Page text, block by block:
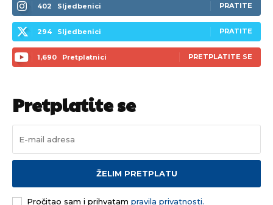
402 Sljedbenici PRATITE
294 Sljedbenici PRATITE
1,690 Pretplatnici PRETPLATITE SE
Pretplatite se
ŽELIM PRETPLATU
Pročitao sam i prihvatam pravila privatnosti.